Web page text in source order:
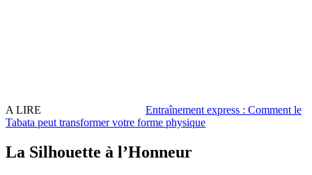
A LIRE
Entraînement express : Comment le
Tabata peut transformer votre forme physique
La Silhouette à l’Honneur